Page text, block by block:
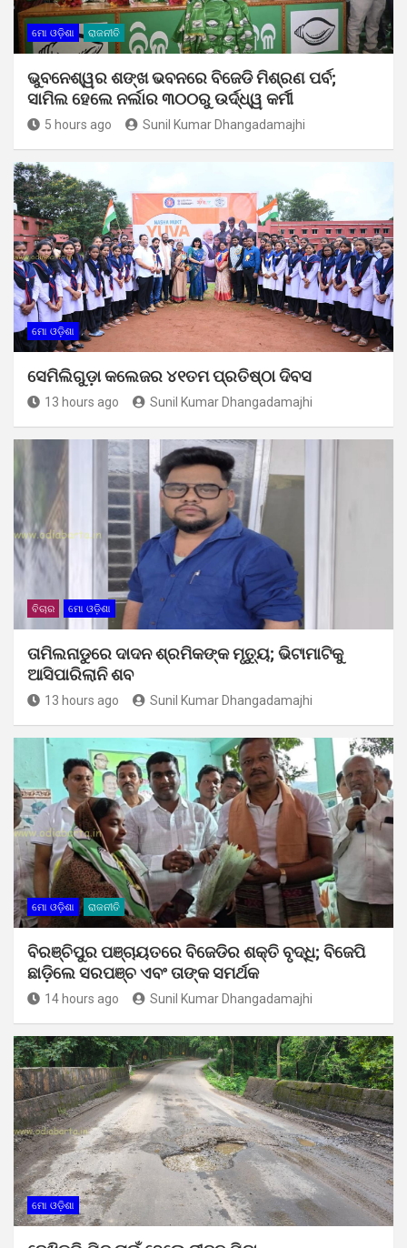
ମୋ ଓଡ଼ିଶା ରାଜନୀତି
ଭୁବନେଶ୍ୱର ଶଙ୍ଖ ଭବନରେ ବିଜେଡି ମିଶ୍ରଣ ପର୍ବ;
ସାମିଲ ହେଲେ ନର୍ଲାର ୩୦୦ରୁ ଉର୍ଦ୍ଧ୍ୱ କର୍ମୀ
5 hours ago Sunil Kumar Dhangadamajhi
ମୋ ଓଡ଼ିଶା
ସେମିଲିଗୁଡ଼ା କଲେଜର ୪୧ତମ ପ୍ରତିଷ୍ଠା ଦିବସ
13 hours ago Sunil Kumar Dhangadamajhi
ବିଚାର ମୋ ଓଡ଼ିଶା
ତାମିଲନାଡୁରେ ଦାଦନ ଶ୍ରମିକଙ୍କ ମୃତ୍ୟୁ; ଭିଟାମାଟିକୁ
ଆସିପାରିଲାନି ଶବ
13 hours ago Sunil Kumar Dhangadamajhi
ମୋ ଓଡ଼ିଶା ରାଜନୀତି
ବିରଞ୍ଚିପୁର ପଞ୍ଚାୟତରେ ବିଜେଡିର ଶକ୍ତି ବୃଦ୍ଧି; ବିଜେପି
ଛାଡ଼ିଲେ ସରପଞ୍ଚ ଏବଂ ତାଙ୍କ ସମର୍ଥକ
14 hours ago Sunil Kumar Dhangadamajhi
ମୋ ଓଡ଼ିଶା